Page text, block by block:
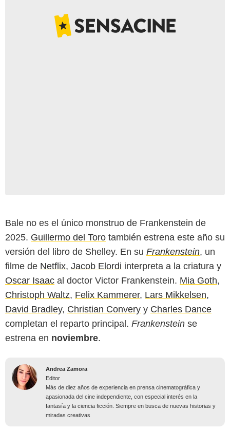
Bale no es el único monstruo de Frankenstein de
2025. Guillermo del Toro también estrena este año su
versión del libro de Shelley. En su Frankenstein, un
filme de Netflix, Jacob Elordi interpreta a la criatura y
Oscar Isaac al doctor Victor Frankenstein. Mia Goth,
Christoph Waltz, Felix Kammerer, Lars Mikkelsen,
David Bradley, Christian Convery y Charles Dance
completan el reparto principal. Frankenstein se
estrena en noviembre.
Andrea Zamora
Editor
Más de diez años de experiencia en prensa cinematográfica y
apasionada del cine independiente, con especial interés en la
fantasía y la ciencia ficción. Siempre en busca de nuevas historias y
miradas creativas